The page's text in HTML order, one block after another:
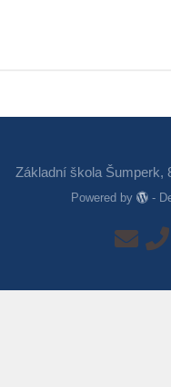
Základní škola Šumperk,
Powered by -